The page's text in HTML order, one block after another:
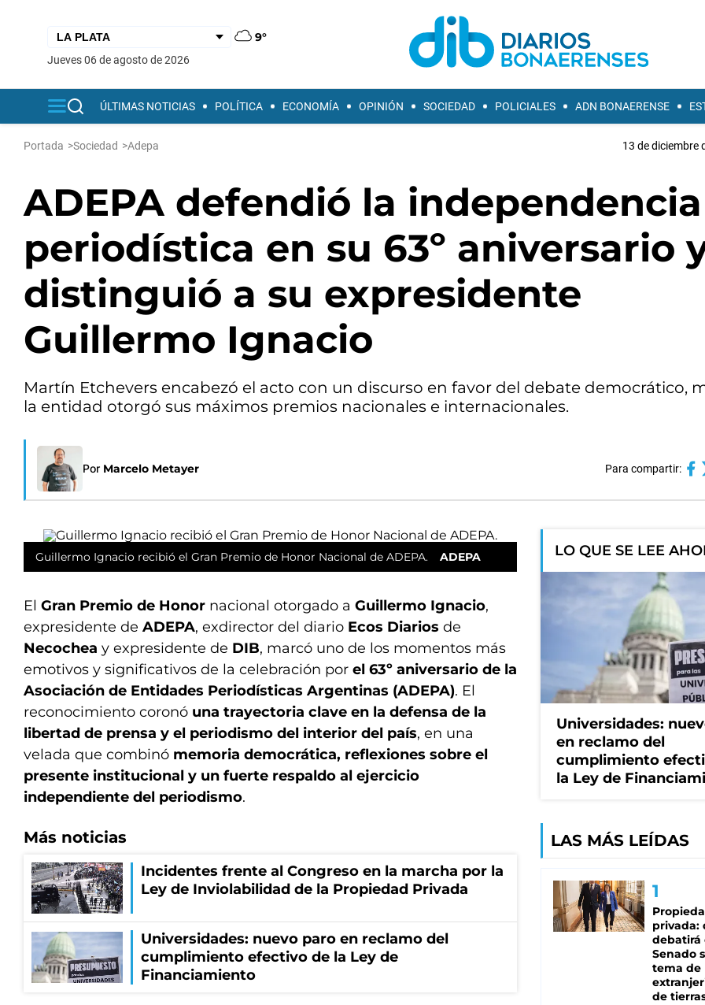
9°
jueves 06 de agosto de 2026
ÚLTIMAS NOTICIAS POLÍTICA ECONOMÍA OPINIÓN SOCIEDAD POLICIALES ADN BONAERENSE
Portada >Sociedad >Adepa 13 de diciembre
ADEPA defendió la independencia
periodística en su 63º aniversario
distinguió a su expresidente
Guillermo Ignacio
Martín Etchevers encabezó el acto con un discurso en favor del debate democrático,
la entidad otorgó sus máximos premios nacionales e internacionales.
Por Marcelo Metayer Para compartir:
Guillermo Ignacio recibió el Gran Premio de Honor Nacional de ADEPA. ADEPA
El Gran Premio de Honor nacional otorgado a Guillermo Ignacio,
expresidente de ADEPA, exdirector del diario Ecos Diarios de
Necochea y expresidente de DIB, marcó uno de los momentos más
emotivos y significativos de la celebración por el 63º aniversario de la
Asociación de Entidades Periodísticas Argentinas (ADEPA). El
reconocimiento coronó una trayectoria clave en la defensa de la
libertad de prensa y el periodismo del interior del país, en una
velada que combinó memoria democrática, reflexiones sobre el
presente institucional y un fuerte respaldo al ejercicio
independiente del periodismo.
Más noticias
Incidentes frente al Congreso en la marcha por la
Ley de Inviolabilidad de la Propiedad Privada
Universidades: nuevo paro en reclamo del
cumplimiento efectivo de la Ley de
Financiamiento
LO QUE SE LEE
Universidades:
en reclamo del
cumplimiento
la Ley de
LAS MÁS LEÍDAS
privada:
debatirá
Senado
tema de
de